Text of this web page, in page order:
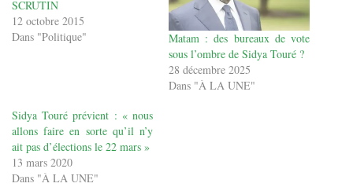
SCRUTIN
12 octobre 2015
Dans "Politique"
Matam : des bureaux de vote
sous l’ombre de Sidya Touré ?
28 décembre 2025
Dans "À LA UNE"
Sidya Touré prévient : « nous
allons faire en sorte qu’il n’y
ait pas d’élections le 22 mars »
13 mars 2020
Dans "À LA UNE"